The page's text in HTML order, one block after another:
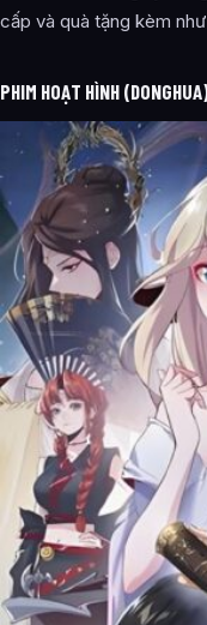
cấp và quà tặng kèm
PHIM HOẠT HÌNH